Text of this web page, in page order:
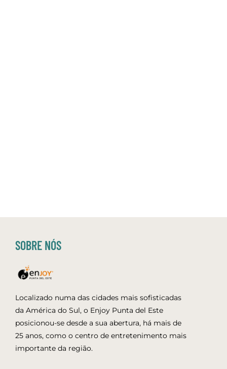
SOBRE NÓS
Localizado numa das cidades mais sofisticadas
da América do Sul, o Enjoy Punta del Este
posicionou-se desde a sua abertura, há mais de
25 anos, como o centro de entretenimento mais
importante da região.